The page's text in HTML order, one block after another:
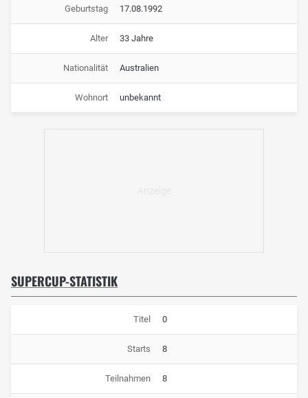
Geburtstag 17.08.1992
Alter 33 Jahre
Nationalität Australien
Wohnort unbekannt
SUPERCUP-STATISTIK
Titel 0
Starts 8
Teilnahmen 8